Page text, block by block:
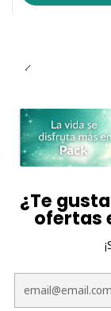
¿Te
ofertas